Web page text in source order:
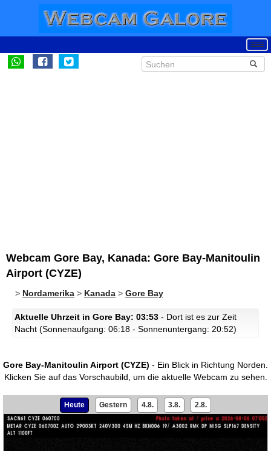
Webcam Gore Bay, Kanada: Gore Bay-Manitoulin
Airport (CYZE)
> Nordamerika > Kanada > Gore Bay
Aktuelle Uhrzeit in Gore Bay: 03:53 - Dort ist es zur Zeit
Nacht (Sonnenaufgang: 06:18 - Sonnenuntergang: 20:52)
Gore Bay-Manitoulin Airport (CYZE) - Ein Blick in Richtung Norden.
Klicken Sie auf das Vorschaubild, um die aktuelle Webcam zu sehen.
Heute Gestern 4.8. 3.8. 2.8.